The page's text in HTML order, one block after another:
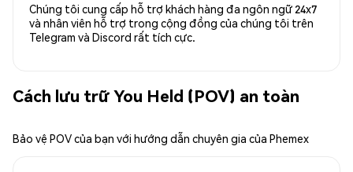
Chúng tôi cung cấp hỗ trợ khách hàng đa ngôn ngữ 24x7
và nhân viên hỗ trợ trong cộng đồng của chúng tôi trên
Telegram và Discord rất tích cực.
Cách lưu trữ You Held (POV) an toàn
Bảo vệ POV của bạn với hướng dẫn chuyên gia của Phemex